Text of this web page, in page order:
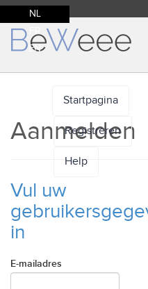
NL
EN
Startpagina
Registreren
Help
Aanmelden
Vul uw
in
E-mailadres